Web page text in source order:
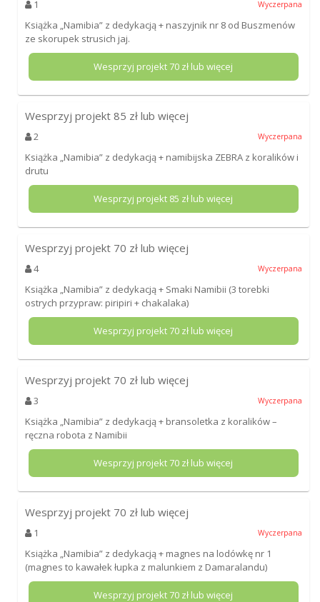
1 Wyczerpana
Książka „Namibia” z dedykacją + naszyjnik nr 8 od Buszmenów
ze skorupek strusich jaj.
Wesprzyj projekt70 zł lub więcej
Wesprzyj projekt 85 zł lub więcej
2 Wyczerpana
Książka „Namibia” z dedykacją + namibijska ZEBRA z koralików i
drutu
Wesprzyj projekt 85 zł lub więcej
Wesprzyj projekt 70 zł lub więcej
4 Wyczerpana
Książka „Namibia” z dedykacją + Smaki Namibii (3 torebki
ostrych przypraw: piripiri + chakalaka)
Wesprzyj projekt70 zł lub więcej
Wesprzyj projekt 70 zł lub więcej
3 Wyczerpana
Książka „Namibia” z dedykacją + bransoletka z koralików –
ręczna robota z Namibii
Wesprzyj projekt70 zł lub więcej
Wesprzyj projekt 70 zł lub więcej
1 Wyczerpana
Książka „Namibia” z dedykacją + magnes na lodówkę nr 1
(magnes to kawałek łupka z malunkiem z Damaralandu)
Wesprzyj projekt70 zł lub więcej